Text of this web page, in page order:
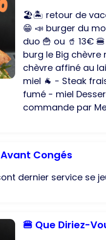
🏖️🏝️ retour de
😁 📣 burger du
duo 🍟 ou 🥤 13€
burg le Big
chèvre affiné au
miel 🐐 - Steak
fumé - miel
commande par
Congés
dernier service se
🍔 Que Diriez-